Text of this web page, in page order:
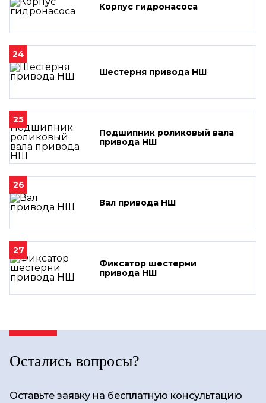
Корпус гидронасоса
24
Шестерня привода НШ
25
Подшипник роликовый вала
привода НШ
26
Вал привода НШ
27
Фиксатор шестерни
привода НШ
Остались вопросы?
Оставьте заявку на бесплатную консультацию